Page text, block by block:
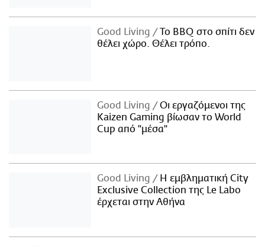
Good Living
Το BBQ στο σπίτι δεν
θέλει χώρο. Θέλει τρόπο.
Good Living
Οι εργαζόμενοι της
Kaizen Gaming βίωσαν το World
Cup από "μέσα"
Good Living
Η εμβληματική City
Exclusive Collection της Le Labo
έρχεται στην Αθήνα